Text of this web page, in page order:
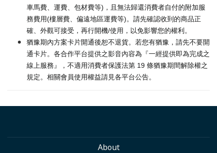
車馬費、運費、包材費等)，且無法歸還消費者自付的附加服
務費用(樓層費、偏遠地區運費等)。請先確認收到的商品正
確、外觀可接受，再行開機/使用，以免影響您的權利。
猶豫期內方案卡片開通後恕不退貨。若您有猶豫，請先不要開
通卡片。各合作平台提供之影音內容為『一經提供即為完成之
線上服務』，不適用消費者保護法第 19 條猶豫期間解除權之
規定。相關會員使用權益請見各平台公告。
About